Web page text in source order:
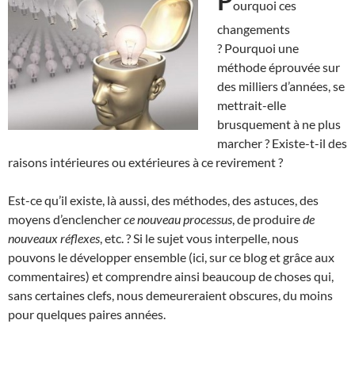
ourquoi ces
changements
? Pourquoi une
méthode éprouvée sur
des milliers d’années, se
mettrait-elle
brusquement à ne plus
marcher ? Existe-t-il des
raisons intérieures ou extérieures à ce revirement ?
Est-ce qu’il existe, là aussi, des méthodes, des astuces, des
moyens d’enclencherce nouveau processus , de produirede
nouveaux réflexes , etc. ? Si le sujet vous interpelle, nous
pouvons le développer ensemble (ici, sur ce blog et grâce aux
commentaires) et comprendre ainsi beaucoup de choses qui,
sans certaines clefs, nous demeureraient obscures, du moins
pour quelques paires années.